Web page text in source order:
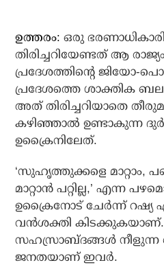
ഉത്തരം: ഒരു ഭരണാധികാരി
തിരിച്ചറിയേണ്ടത് ആ
പ്രദേശത്തിന്റെ ജിയോ-
പ്രദേശത്തെ ശാക്തിക
അത് തിരിച്ചറിയാതെ
കഴിഞ്ഞാല്‍ ഉണ്ടാകുന്ന
ഉക്രൈനിലേത്.
‘സുഹൃത്തുക്കളെ മാറ്റാം,
മാറ്റാന്‍ പറ്റില്ല,’ എന്ന
ഉക്രൈനോട് ചേര്‍ന്ന് റഷ്യ
വന്‍ശക്തി
സഹസ്രാബ്ദങ്ങള്‍
ജനതയാണ് ഇവര്‍.